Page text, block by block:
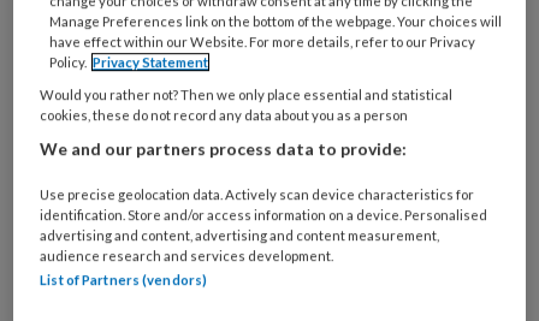
je
e-
mailadres?
* *
Kies
je
wachtwoord* *
Kies
functie *
Bij
welke
Manage Preferences link on the bottom of the webpage. Your choices will
have effect within our Website. For more details, refer to our Privacy
Policy. Privacy Statement
Would you rather not? Then we only place essential and statistical
cookies, these do not record any data about you as a person
We and our partners process data to provide:
Use precise geolocation data. Actively scan device characteristics for
identification. Store and/or access information on a device. Personalised
advertising and content, advertising and content measurement,
audience research and services development.
List of Partners (vendors)